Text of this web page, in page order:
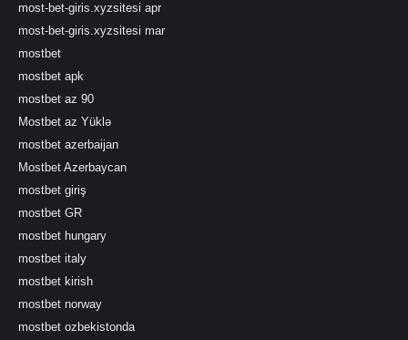
most-bet-giris.xyzsitesi apr
most-bet-giris.xyzsitesi mar
mostbet
mostbet apk
mostbet az 90
Mostbet az Yüklə
mostbet azerbaijan
Mostbet Azerbaycan
mostbet giriş
mostbet GR
mostbet hungary
mostbet italy
mostbet kirish
mostbet norway
mostbet ozbekistonda